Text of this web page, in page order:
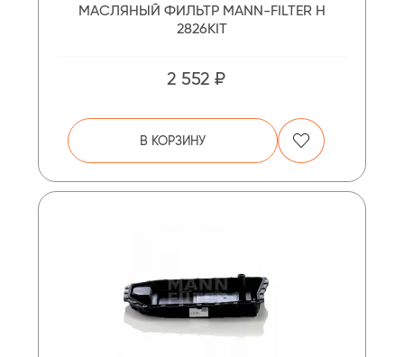
МАСЛЯНЫЙ ФИЛЬТР MANN-FILTER H
2826KIT
2 552 ₽
В КОРЗИНУ